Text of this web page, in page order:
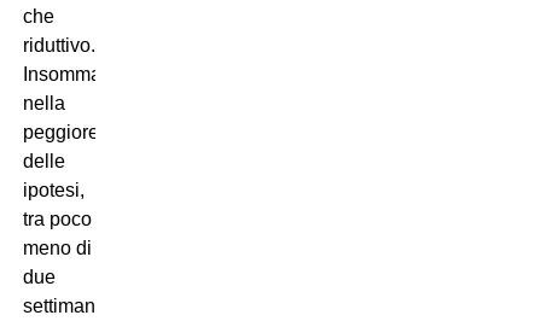
che
riduttivo.
Insomma,
nella
peggiore
delle
ipotesi,
tra poco
meno di
due
settimane